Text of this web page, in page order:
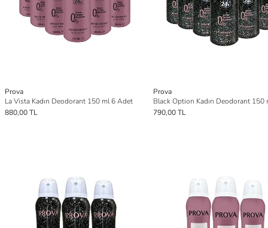
Prova
La Vista Kadın Deodorant 150 ml 6 Adet
880,00 TL
Prova
790,00 TL